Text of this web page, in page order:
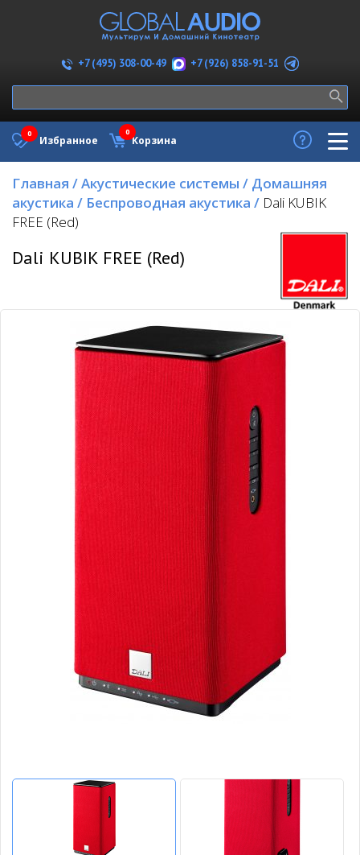
+7 (495) 308-00-49 +7 (926) 858-91-51
Избранное
0
Корзина
0
Главная /Акустические системы / Домашняя
акустика / Беспроводная акустика / Dali KUBIK
FREE (Red)
Dali KUBIK FREE (Red)